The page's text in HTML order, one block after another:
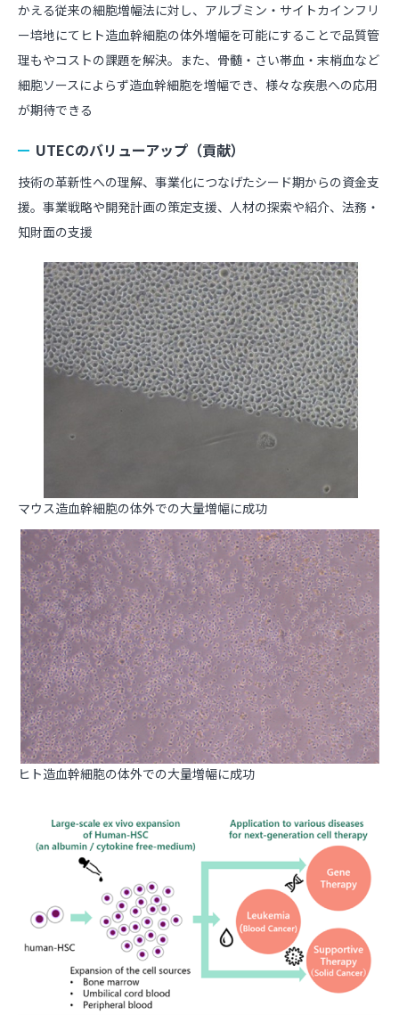
かえる従来の細胞増幅法に対し、アルブミン・サイトカインフリ
ー培地にてヒト造血幹細胞の体外増幅を可能にすることで品質管
理もやコストの課題を解決。また、骨髄・さい帯血・末梢血など
細胞ソースによらず造血幹細胞を増幅でき、様々な疾患への応用
が期待できる
UTECのバリューアップ（貢献）
技術の革新性への理解、事業化につなげたシード期からの資金支
援。事業戦略や開発計画の策定支援、人材の探索や紹介、法務・
知財面の支援
マウス造血幹細胞の体外での大量増幅に成功
ヒト造血幹細胞の体外での大量増幅に成功